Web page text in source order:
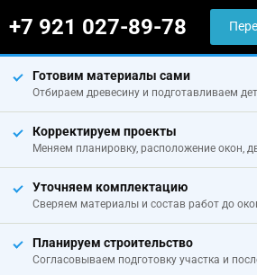
+7 921 027-89-78
Готовим материалы сами
Отбираем древесину и подготавливаем
Корректируем проекты
Меняем планировку, расположение окон,
Уточняем комплектацию
Сверяем материалы и состав работ до
Планируем строительство
Согласовываем подготовку участка и